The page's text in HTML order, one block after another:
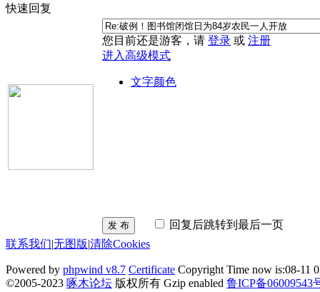
快速回复
您目前还是游客，请 登录 或 注册
进入高级模式
文字颜色
发 布
回复后跳转到最后一页
联系我们|无图版|清除Cookies
Powered by phpwind v8.7 Certificate Copyright Time now is:08-11
©2005-2023 啄木论坛 版权所有 Gzip enabled 鲁ICP备06009543